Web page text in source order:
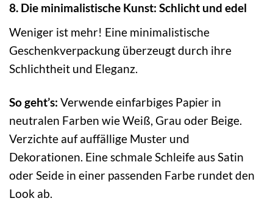
8. Die minimalistische Kunst: Schlicht und edel
Weniger ist mehr! Eine minimalistische
Geschenkverpackung überzeugt durch ihre
Schlichtheit und Eleganz.
So geht’s: Verwende einfarbiges Papier in
neutralen Farben wie Weiß, Grau oder Beige.
Verzichte auf auffällige Muster und
Dekorationen. Eine schmale Schleife aus Satin
oder Seide in einer passenden Farbe rundet den
Look ab.